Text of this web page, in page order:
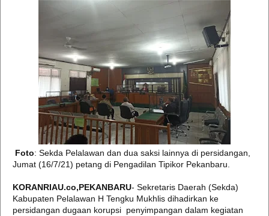
Foto: Sekda Pelalawan dan dua saksi lainnya di persidangan,
Jumat (16/7/21) petang di Pengadilan Tipikor Pekanbaru.
KORANRIAU.co,PEKANBARU- Sekretaris Daerah (Sekda)
Kabupaten Pelalawan H Tengku Mukhlis dihadirkan ke
persidangan dugaan korupsi penyimpangan dalam kegiatan